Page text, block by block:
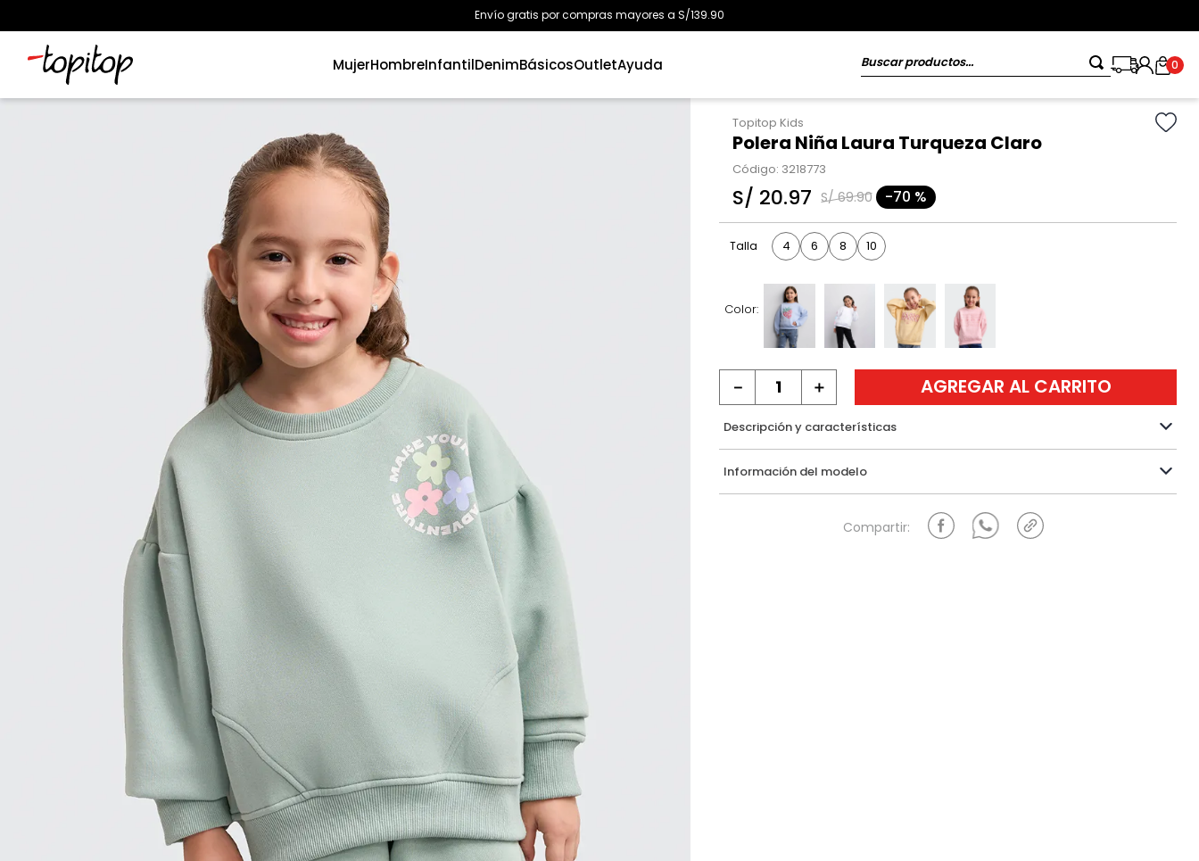
Envío gratis por compras mayores a S/139.90
MujerHombreInfantilDenimBásicosOutletAyuda Buscar productos... 0
Topitop Kids
Polera Niña Laura Turqueza Claro
Código: 3218773
S/ 20.97 S/ 69.90 -70 %
Talla 4 6 8 10
Color:
＋
－ AGREGAR AL CARRITO
Descripción y características
Información del modelo